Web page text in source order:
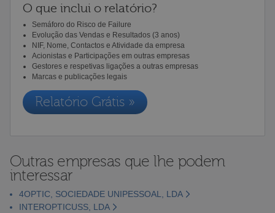
O que inclui o relatório?
Semáforo do Risco de Failure
Evolução das Vendas e Resultados (3 anos)
NIF, Nome, Contactos e Atividade da empresa
Acionistas e Participações em outras empresas
Gestores e respetivas ligações a outras empresas
Marcas e publicações legais
Relatório Grátis »
Outras empresas que lhe podem
interessar
4OPTIC, SOCIEDADE UNIPESSOAL, LDA
INTEROPTICUSS, LDA